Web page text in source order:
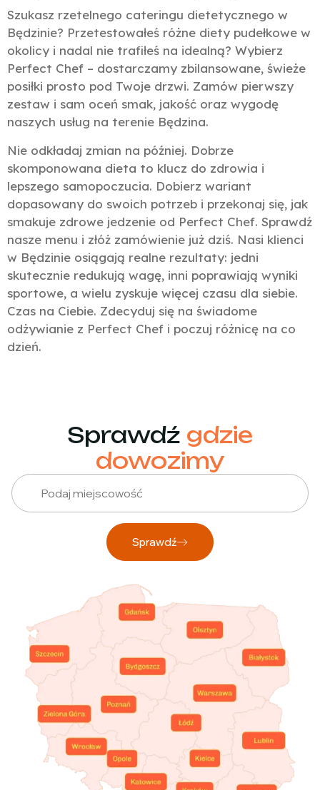
Szukasz rzetelnego cateringu dietetycznego w
Będzinie? Przetestowałeś różne diety pudełkowe w
okolicy i nadal nie trafiłeś na idealną? Wybierz
Perfect Chef – dostarczamy zbilansowane, świeże
posiłki prosto pod Twoje drzwi. Zamów pierwszy
zestaw i sam oceń smak, jakość oraz wygodę
naszych usług na terenie Będzina.
Nie odkładaj zmian na później. Dobrze
skomponowana dieta to klucz do zdrowia i
lepszego samopoczucia. Dobierz wariant
dopasowany do swoich potrzeb i przekonaj się, jak
smakuje zdrowe jedzenie od Perfect Chef. Sprawdź
nasze menu i złóż zamówienie już dziś. Nasi klienci
w Będzinie osiągają realne rezultaty: jedni
skutecznie redukują wagę, inni poprawiają wyniki
sportowe, a wielu zyskuje więcej czasu dla siebie.
Czas na Ciebie. Zdecyduj się na świadome
odżywianie z Perfect Chef i poczuj różnicę na co
dzień.
Sprawdź gdzie
dowozimy
Sprawdź